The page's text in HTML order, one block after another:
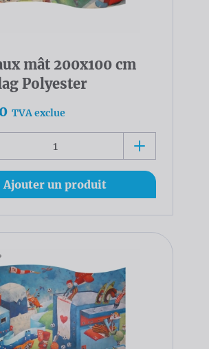
mât 200x100 cm
Polyester
TVA exclue
Ajouter un produit